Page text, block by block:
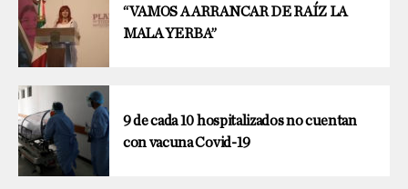
“VAMOS A ARRANCAR DE RAÍZ LA
MALA YERBA”
9 de cada 10 hospitalizados no cuentan
con vacuna Covid-19